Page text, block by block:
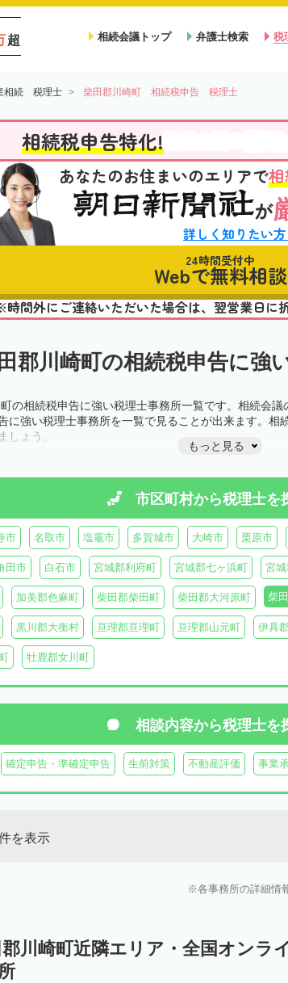
超 相続会議トップ 弁護士検索 税
相続 税理士 柴田郡川崎町 相続税申告 税理士
相続税申告特化!
あなたのお住まいのエリアで
が
詳しく知りたい
24時間受付中
Webで無料相談
間外にご連絡いただいた場合は、翌営業日に
郡川崎町の相続税申告に強
の相続税申告に強い税理士事務所一覧です。相続会
に強い税理士事務所を一覧で見ることが出来ます。
しょう。
もっと見る
市区町村から税理士を
市 名取市 塩竈市 多賀城市 大崎市 栗原市
田市 白石市 宮城郡利府町 宮城郡七ヶ浜町 宮
加美郡色麻町 柴田郡柴田町 柴田郡大河原町 柴
黒川郡大衡村 亘理郡亘理町 亘理郡山元町 伊具
牡鹿郡女川町
相談内容から税理士を
確定申告・準確定申告 生前対策 不動産評価 事業
を表示
各事務所の詳細情
川崎町近隣エリア・全国オンラ